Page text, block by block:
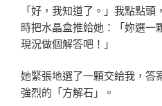
「好，我知道了。」我點點
時把水晶盒推給她：「妳選一
現況做個解答吧！」
她緊張地選了一顆交給我，答
強烈的「方解石」。